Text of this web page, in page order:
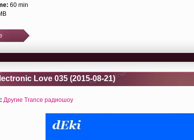
60 min
Love 035 (2015-08-21)
Другие Trance радиошоу